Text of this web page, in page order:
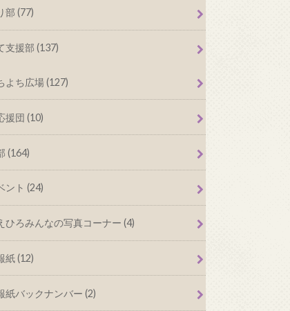
部 (77)
支援部 (137)
よち広場 (127)
援団 (10)
(164)
ント (24)
ひろみんなの写真コーナー (4)
紙 (12)
紙バックナンバー (2)